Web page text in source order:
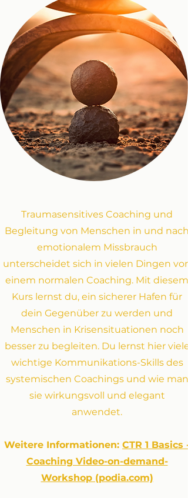
Traumasensitives Coaching und
Begleitung von Menschen in und nach
emotionalem Missbrauch
unterscheidet sich in vielen Dingen von
einem normalen Coaching. Mit diesem
Kurs lernst du, ein sicherer Hafen für
dein Gegenüber zu werden und
Menschen in Krisensituationen noch
besser zu begleiten. Du lernst hier viele
wichtige Kommunikations-Skills des
systemischen Coachings und wie man
sie wirkungsvoll und elegant
anwendet.
Weitere Informationen: CTR 1 Basics -
Coaching Video-on-demand-
Workshop (podia.com)